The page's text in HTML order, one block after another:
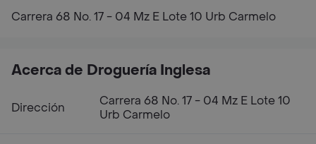
Carrera 68 No. 17 - 04 Mz E Lote 10 Urb Carmelo
Acerca de Droguería Inglesa
Dirección
Carrera 68 No. 17 - 04 Mz E Lote 10
Urb Carmelo